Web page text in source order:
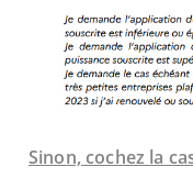
Sinon, cochez la